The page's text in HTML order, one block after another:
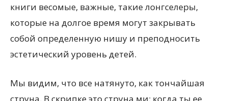
книги весомые, важные, такие лонгселеры,
которые на долгое время могут закрывать
собой определенную нишу и преподносить
эстетический уровень детей.
Мы видим, что все натянуто, как тончайшая
струна. В скрипке это струна ми: когда ты ее